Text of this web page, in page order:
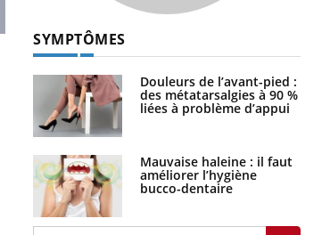
La sieste empêche-t-elle de dormir
SYMPTÔMES
Douleurs de l’avant-pied :
des métatarsalgies à 90 %
liées à problème d’appui
Mauvaise haleine : il faut
améliorer l’hygiène
bucco-dentaire